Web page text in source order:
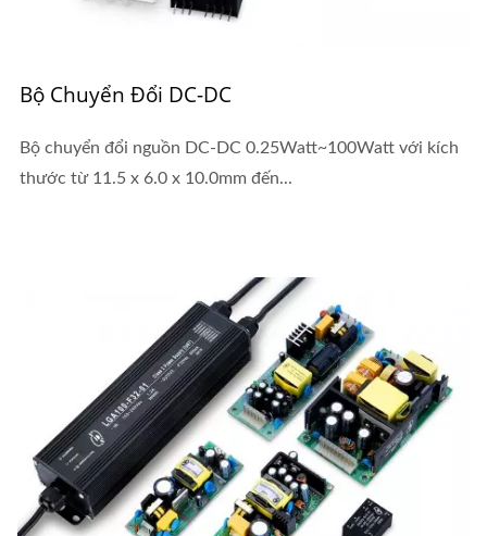
Bộ Chuyển Đổi DC-DC
Bộ chuyển đổi nguồn DC-DC 0.25Watt~100Watt với kích
thước từ 11.5 x 6.0 x 10.0mm đến...